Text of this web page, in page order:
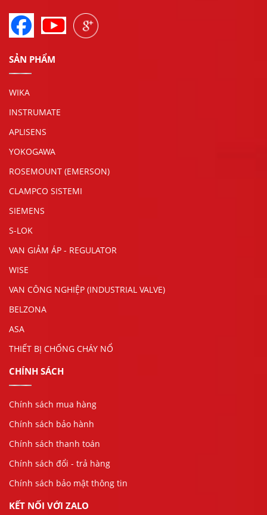
SẢN PHẨM
WIKA
INSTRUMATE
APLISENS
YOKOGAWA
ROSEMOUNT (EMERSON)
CLAMPCO SISTEMI
SIEMENS
S-LOK
VAN GIẢM ÁP - REGULATOR
WISE
VAN CÔNG NGHIỆP (INDUSTRIAL VALVE)
BELZONA
ASA
THIẾT BỊ CHỐNG CHÁY NỔ
CHÍNH SÁCH
Chính sách mua hàng
Chính sách bảo hành
Chính sách thanh toán
Chính sách đổi - trả hàng
Chính sách bảo mật thông tin
KẾT NỐI VỚI ZALO